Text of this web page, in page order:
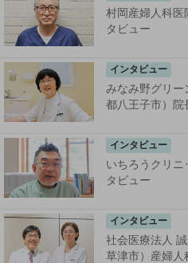
村岡産婦人科医
タビュー
インタビュー
みなみ野グリー
都八王子市）院
インタビュー
いちろうクリニ
タビュー
インタビュー
社会医療法人
草津市）産婦人